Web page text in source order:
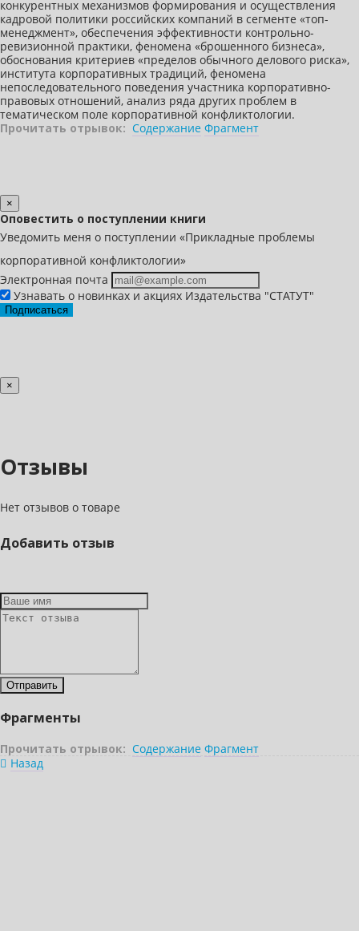
конкурентных механизмов формирования и осуществления
кадровой политики российских компаний в сегменте «топ-
менеджмент», обеспечения эффективности контрольно-
ревизионной практики, феномена «брошенного бизнеса»,
обоснования критериев «пределов обычного делового риска»,
института корпоративных традиций, феномена
непоследовательного поведения участника корпоративно-
правовых отношений, анализ ряда других проблем в
тематическом поле корпоративной конфликтологии.
Прочитать отрывок: Содержание Фрагмент
×
Оповестить о поступлении книги
Уведомить меня о поступлении «Прикладные проблемы
корпоративной конфликтологии»
Электронная почта
Узнавать о новинках и акциях Издательства "СТАТУТ"
Подписаться
×
Отзывы
Нет отзывов о товаре
Добавить отзыв
Фрагменты
Прочитать отрывок: Содержание Фрагмент
Назад